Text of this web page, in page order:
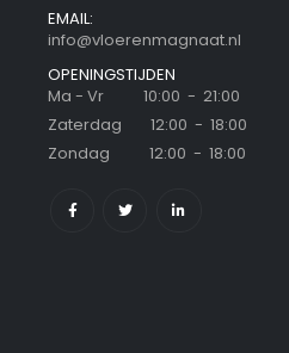
EMAIL:
info@vloerenmagnaat.nl
OPENINGSTIJDEN
Ma - Vr 10:00 - 21:00
Zaterdag 12:00 - 18:00
Zondag 12:00 - 18:00